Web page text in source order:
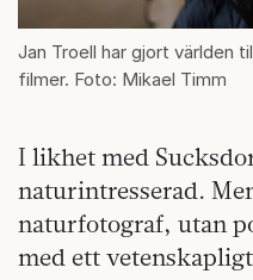
Jan Troell har gjort världen
filmer. Foto: Mikael Timm
I likhet med
naturintresserad.
naturfotograf, utan
med ett